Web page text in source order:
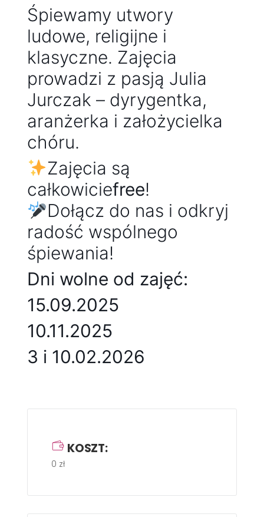
Śpiewamy utwory
ludowe, religijne i
klasyczne. Zajęcia
prowadzi z pasją Julia
Jurczak – dyrygentka,
aranżerka i założycielka
chóru.
Zajęcia są
całkowiciefree!
Dołącz do nas i odkryj
radość wspólnego
śpiewania!
Dni wolne od zajęć:
15.09.2025
10.11.2025
3 i 10.02.2026
KOSZT:
0 zł